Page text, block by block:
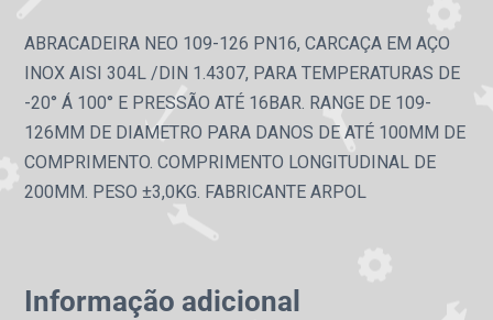
ABRACADEIRA NEO 109-126 PN16, CARCAÇA EM AÇO
INOX AISI 304L /DIN 1.4307, PARA TEMPERATURAS DE
-20° Á 100° E PRESSÃO ATÉ 16BAR. RANGE DE 109-
126MM DE DIAMETRO PARA DANOS DE ATÉ 100MM DE
COMPRIMENTO. COMPRIMENTO LONGITUDINAL DE
200MM. PESO ±3,0KG. FABRICANTE ARPOL
Informação adicional